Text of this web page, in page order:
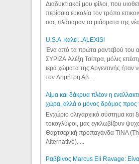
Διαδυκτιακοί μου φίλοι, που
περίσσια ευκολία τον τρόπο
σας πλάσαραν τα μιάσματα της
U.S.A. καλεί...ALEXIS!
Ένα από τα πρώτα ραντεβού του
ΣΥΡΙΖΑ Αλέξη Τσίπρα, μόλις
ιερά χώματα της Αργεντινής ήταν
τον Δημήτρη Αβ...
Αίμα και δάκρυα πλέον η
χώρα, αλλά ο μόνος δρόμος προς
Εγχώριο ολιγαρχικό σύστημα και
τοκογλύφοι, μας εγκλωβίζουν
Θαρτσερική προπαγάνδα TINA
Alternative). ...
Ραββίνος Marcus Eli Ravage: